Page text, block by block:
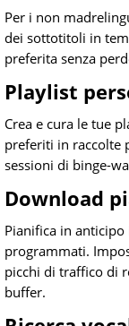
Per i non
dei sottotitoli in
preferita senza
Playlist
Crea e cura le tue
preferiti in raccolte
sessioni di binge-
Download
Pianifica in
programmati.
picchi di traffico di
buffer.